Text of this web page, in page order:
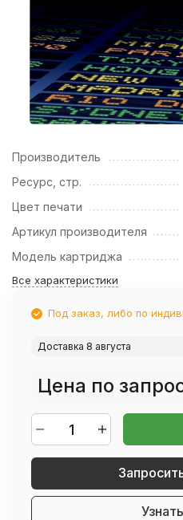
Производитель
Ресурс, стр.
Цвет печати
Артикул производителя
Модель картриджа
Все характеристики
Под заказ, либо по
Доставка 8 августа
Цена по